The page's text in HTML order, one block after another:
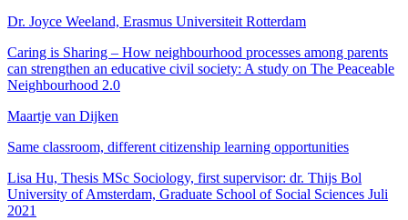
Dr. Joyce Weeland, Erasmus Universiteit Rotterdam
Caring is Sharing – How neighbourhood processes among parents
can strengthen an educative civil society: A study on The Peaceable
Neighbourhood 2.0
Maartje van Dijken
Same classroom, different citizenship learning opportunities
Lisa Hu, Thesis MSc Sociology, first supervisor: dr. Thijs Bol
University of Amsterdam, Graduate School of Social Sciences Juli
2021